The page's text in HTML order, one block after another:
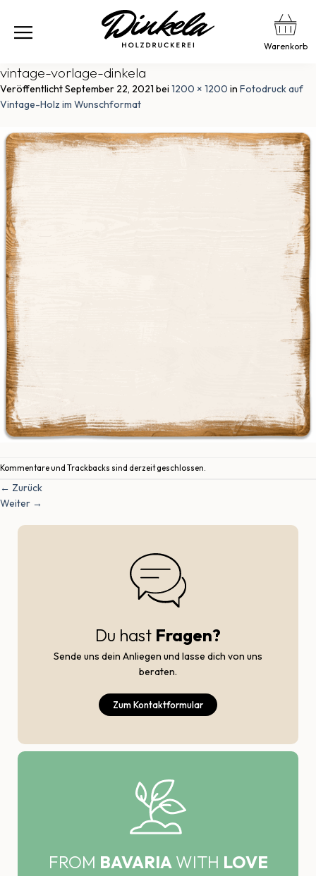
Warenkorb
vintage-vorlage-dinkela
VeröffentlichtSeptember 22, 2021 bei 1200 × 1200 in Fotodruck auf
Vintage-Holz im Wunschformat
Kommentare und Trackbacks sind derzeit geschlossen.
← Zurück
Weiter →
Du hast Fragen?
Sende uns dein Anliegen und lasse dich von uns
beraten.
Zum Kontaktformular
FROM BAVARIAWITH LOVE